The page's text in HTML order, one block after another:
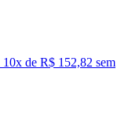
10x de R$ 152,82 sem